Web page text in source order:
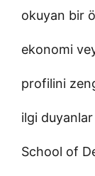
okuyan bir
ekonomi
profilini
ilgi
School of